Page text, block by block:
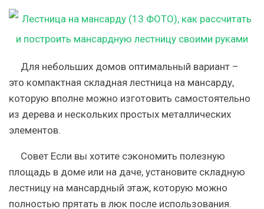
Для небольших домов оптимальный вариант –
это компактная складная лестница на мансарду,
которую вполне можно изготовить самостоятельно
из дерева и нескольких простых металлических
элементов.
Совет Если вы хотите сэкономить полезную
площадь в доме или на даче, установите складную
лестницу на мансардный этаж, которую можно
полностью прятать в люк после использования.